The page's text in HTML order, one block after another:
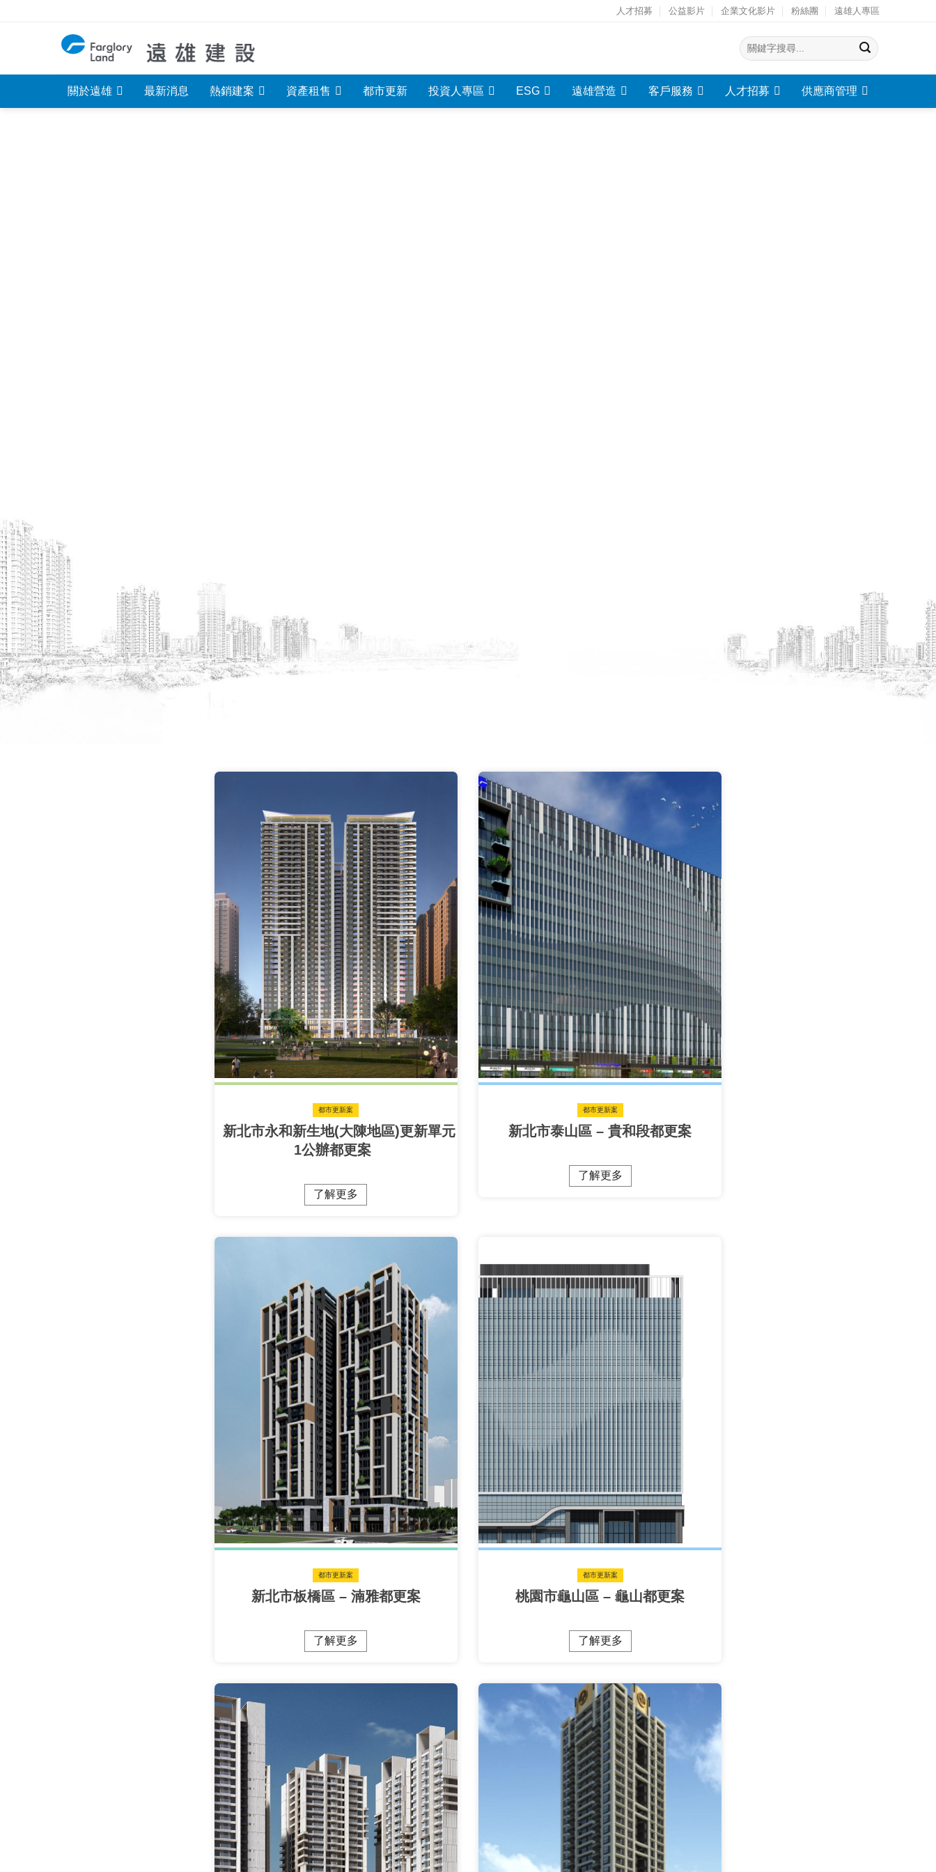
人才招募 公益影片 企業文化影片 粉絲團 遠雄人專區
關於遠雄 最新消息 熱銷建案 資產租售 都市更新 投資人專區 ESG 遠雄營造 客戶服務 人才招募 供應商管理
都市更新案
新北市永和新生地(大陳地區)更新單元
1公辦都更案
了解更多
都市更新案
新北市泰山區 – 貴和段都更案
了解更多
都市更新案
新北市板橋區 – 湳雅都更案
了解更多
都市更新案
桃園市龜山區 – 龜山都更案
了解更多